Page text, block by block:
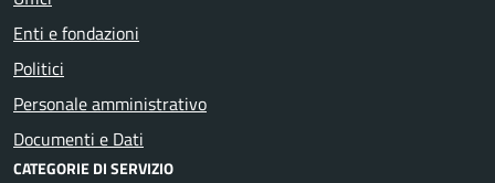
Enti e fondazioni
Politici
Personale amministrativo
Documenti e Dati
CATEGORIE DI SERVIZIO